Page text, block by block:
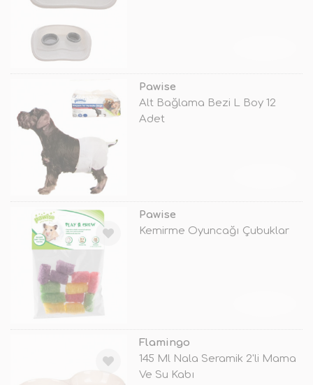
Pawise
Alt Bağlama Bezi L Boy 12
Adet
Pawise
Kemirme Oyuncağı Çubuklar
Flamingo
145 Ml Nala Seramik 2'li Mama
Ve Su Kabı